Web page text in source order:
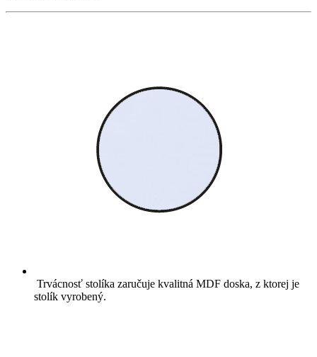
Trvácnosť stolíka zaručuje kvalitná MDF doska, z ktorej je
stolík vyrobený.